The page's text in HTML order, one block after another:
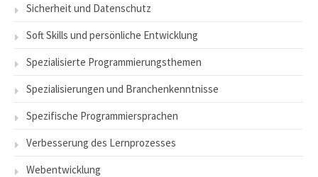
Sicherheit und Datenschutz
Soft Skills und persönliche Entwicklung
Spezialisierte Programmierungsthemen
Spezialisierungen und Branchenkenntnisse
Spezifische Programmiersprachen
Verbesserung des Lernprozesses
Webentwicklung